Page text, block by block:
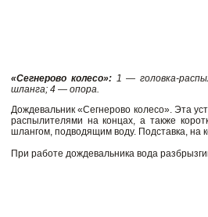
«Сегнерово колесо»:1 — головка-
шланга; 4 — опора.
Дождевальник «Сегнерово колесо». Эта
распылителями на концах, а также
шлангом, подводящим воду. Подставка, на
При работе дождевальника вода